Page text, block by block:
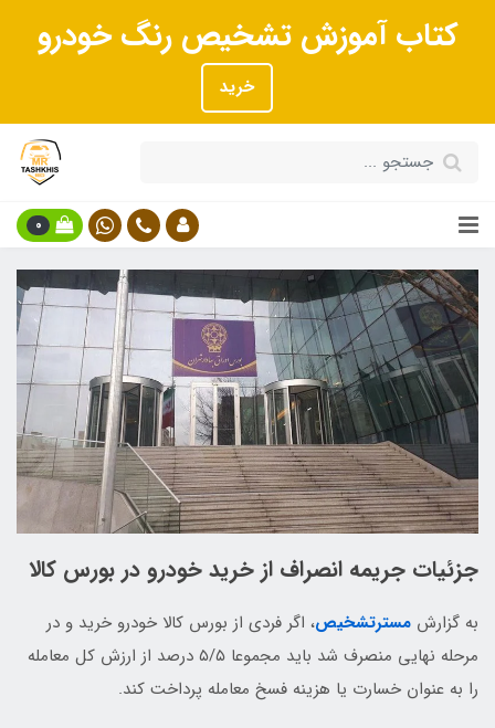
کتاب آموزش تشخیص رنگ خودرو
خرید
0
جزئیات جریمه انصراف از خرید خودرو در بورس کالا
به گزارش مسترتشخیص، اگر فردی از بورس کالا خودرو خرید و در
مرحله نهایی منصرف شد باید مجموعا ۵/۵ درصد از ارزش کل معامله
را به عنوان خسارت یا هزینه فسخ معامله پرداخت کند.